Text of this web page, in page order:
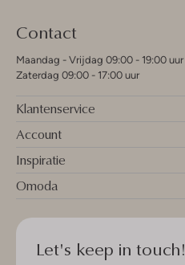
Contact
Maandag - Vrijdag 09:00 - 19:00 uur
Zaterdag 09:00 - 17:00 uur
Klantenservice
Account
Inspiratie
Omoda
Let's keep in touch!